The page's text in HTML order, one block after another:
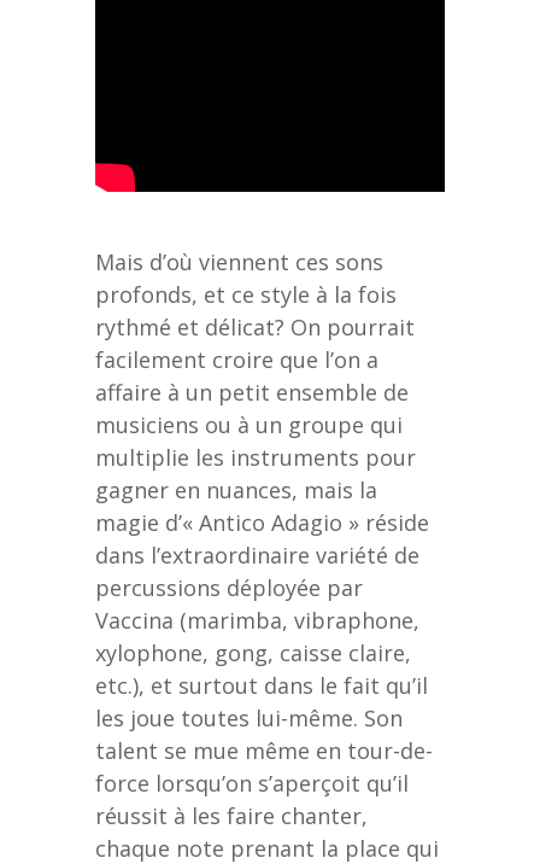
Mais d’où viennent ces sons
profonds, et ce style à la fois
rythmé et délicat? On pourrait
facilement croire que l’on a
affaire à un petit ensemble de
musiciens ou à un groupe qui
multiplie les instruments pour
gagner en nuances, mais la
magie d’« Antico Adagio » réside
dans l’extraordinaire variété de
percussions déployée par
Vaccina (marimba, vibraphone,
xylophone, gong, caisse claire,
etc.), et surtout dans le fait qu’il
les joue toutes lui-même. Son
talent se mue même en tour-de-
force lorsqu’on s’aperçoit qu’il
réussit à les faire chanter,
chaque note prenant la place qui